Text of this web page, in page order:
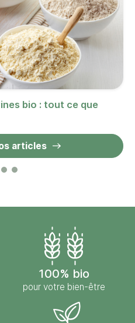
bio : tout ce que
articles
100% bio
pour votre bien-être